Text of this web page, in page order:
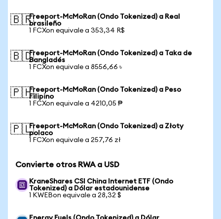
🇧🇷Freeport-McMoRan (Ondo Tokenized) a Real
brasileño
1 FCXon equivale a 353,34 R$
🇧🇩Freeport-McMoRan (Ondo Tokenized) a Taka de
Bangladés
1 FCXon equivale a 8556,66 ৳
🇵🇭Freeport-McMoRan (Ondo Tokenized) a Peso
Filipino
1 FCXon equivale a 4210,05 ₱
🇵🇱Freeport-McMoRan (Ondo Tokenized) a Złoty
polaco
1 FCXon equivale a 257,76 zł
Convierte otros RWA a USD
KraneShares CSI China Internet ETF (Ondo
Tokenized) a Dólar estadounidense
1 KWEBon equivale a 28,32 $